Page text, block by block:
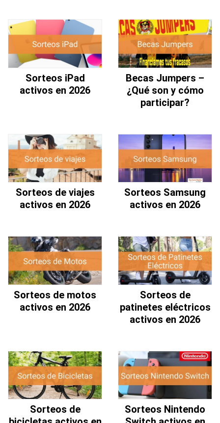
Sorteos iPad
activos en 2026
Becas Jumpers –
¿Qué son y cómo
participar?
Sorteos de viajes
activos en 2026
Sorteos Samsung
activos en 2026
Sorteos de motos
activos en 2026
Sorteos de
patinetes eléctricos
activos en 2026
Sorteos de
Sorteos Nintendo